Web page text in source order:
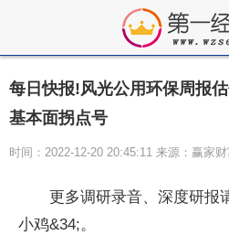
每日快报!风光公用环保周报
基本面拐点号
时间：2022-12-20 20:45:11 来源：赢家财
更多调研录音、深度研报
小鸡&34;。